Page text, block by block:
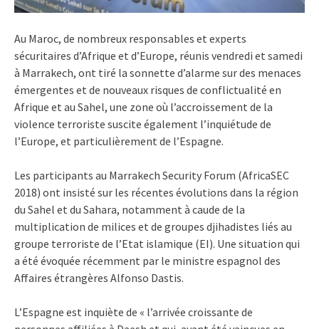
Au Maroc, de nombreux responsables et experts
sécuritaires d’Afrique et d’Europe, réunis vendredi et samedi
à Marrakech, ont tiré la sonnette d’alarme sur des menaces
émergentes et de nouveaux risques de conflictualité en
Afrique et au Sahel, une zone où l’accroissement de la
violence terroriste suscite également l’inquiétude de
l’Europe, et particulièrement de l’Espagne.
Les participants au Marrakech Security Forum (AfricaSEC
2018) ont insisté sur les récentes évolutions dans la région
du Sahel et du Sahara, notamment à caude de la
multiplication de milices et de groupes djihadistes liés au
groupe terroriste de l’Etat islamique (EI). Une situation qui
a été évoquée récemment par le ministre espagnol des
Affaires étrangères Alfonso Dastis.
L’Espagne est inquiète de « l’arrivée croissante de